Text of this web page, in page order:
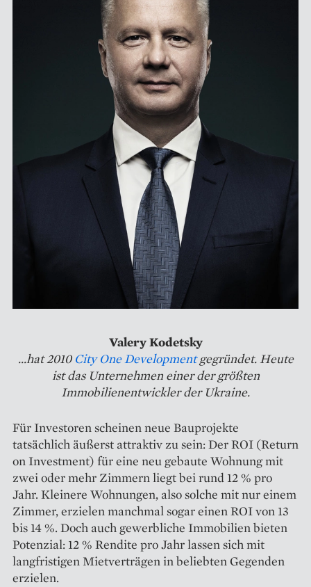
Valery Kodetsky
...hat 2010 City One Developmentgegründet. Heute
ist das Unternehmen einer der größten
Immobilienentwickler der Ukraine.
Für Investoren scheinen neue Bauprojekte
tatsächlich äußerst attraktiv zu sein: Der ROI (Return
on Investment) für eine neu gebaute Wohnung mit
zwei oder mehr Zimmern liegt bei rund 12 % pro
Jahr. Kleinere Wohnungen, also solche mit nur einem
Zimmer, erzielen manchmal sogar einen ROI von 13
bis 14 %. Doch auch gewerbliche Immobilien bieten
Potenzial: 12 % Rendite pro Jahr lassen sich mit
langfristigen Mietverträgen in beliebten Gegenden
erzielen.